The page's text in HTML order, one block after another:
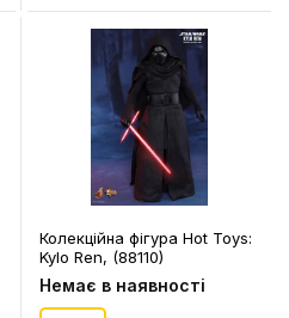
Колекційна фігура Hot Toys:
Kylo Ren, (88110)
Немає в наявності